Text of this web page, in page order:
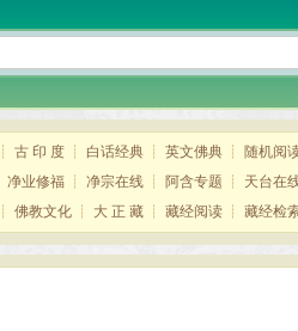
┊ 古 印 度 ┊ 白话经典 ┊ 英文佛典 ┊ 随机阅
净业修福 ┊ 净宗在线 ┊ 阿含专题 ┊ 天台在
┊ 佛教文化 ┊ 大 正 藏 ┊ 藏经阅读 ┊ 藏经检